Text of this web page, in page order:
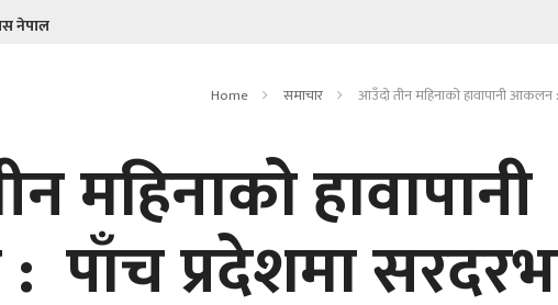
नेपाल
Home समाचार आउँदो तीन महिनाको हावापानी आकलन
महिनाको हावापानी
प्रदेशमा